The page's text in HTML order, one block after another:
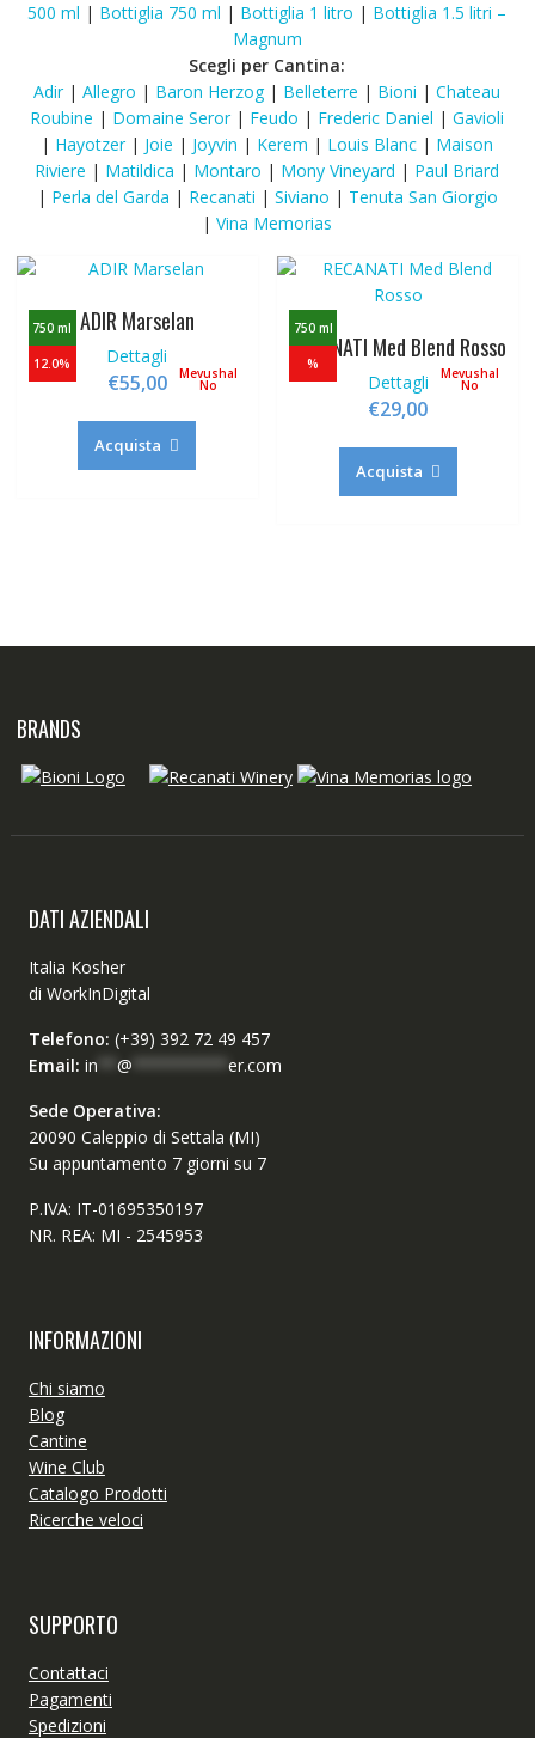
500 ml | Bottiglia 750 ml | Bottiglia 1 litro | Bottiglia 1.5 litri –
Magnum
Scegli per Cantina:
Adir|Allegro | Baron Herzog| Belleterre | Bioni |Chateau
Roubine | Domaine Seror | Feudo | Frederic Daniel |Gavioli
| Hayotzer | Joie | Joyvin | Kerem | Louis Blanc | Maison
Riviere | Matildica | Montaro | Mony Vineyard | Paul Briard
| Perla del Garda | Recanati | Siviano | Tenuta San Giorgio
|Vina Memorias
750 ml
12.0%
Mevushal
No
ADIR Marselan
Dettagli
€55,00
Acquista
750 ml
%
Mevushal
No
RECANATI Med Blend Rosso
Dettagli
€29,00
Acquista
BRANDS
DATI AZIENDALI
Italia Kosher
di WorkInDigital
Telefono: (+39) 392 72 49 457
Email: in @
er.com
Sede Operativa:
20090 Caleppio di Settala (MI)
Su appuntamento 7 giorni su 7
P.IVA: IT-01695350197
NR. REA: MI - 2545953
INFORMAZIONI
Chi siamo
Blog
Cantine
Wine Club
Catalogo Prodotti
Ricerche veloci
SUPPORTO
Contattaci
Pagamenti
Spedizioni